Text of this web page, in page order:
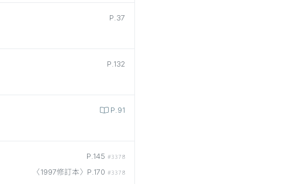
P.37
P.132
P.91
P.145 #3378
〈1997修訂本〉P.170 #3378